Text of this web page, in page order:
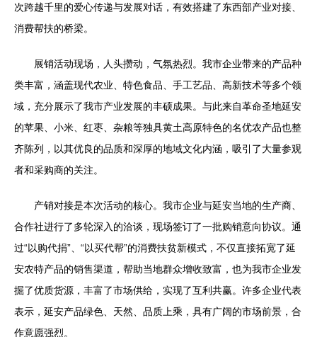
次跨越千里的爱心传递与发展对话，有效搭建了东西部产业对接、
消费帮扶的桥梁。
展销活动现场，人头攒动，气氛热烈。我市企业带来的产品种
类丰富，涵盖现代农业、特色食品、手工艺品、高新技术等多个领
域，充分展示了我市产业发展的丰硕成果。与此来自革命圣地延安
的苹果、小米、红枣、杂粮等独具黄土高原特色的名优农产品也整
齐陈列，以其优良的品质和深厚的地域文化内涵，吸引了大量参观
者和采购商的关注。
产销对接是本次活动的核心。我市企业与延安当地的生产商、
合作社进行了多轮深入的洽谈，现场签订了一批购销意向协议。通
过“以购代捐”、“以买代帮”的消费扶贫新模式，不仅直接拓宽了延
安农特产品的销售渠道，帮助当地群众增收致富，也为我市企业发
掘了优质货源，丰富了市场供给，实现了互利共赢。许多企业代表
表示，延安产品绿色、天然、品质上乘，具有广阔的市场前景，合
作意愿强烈。